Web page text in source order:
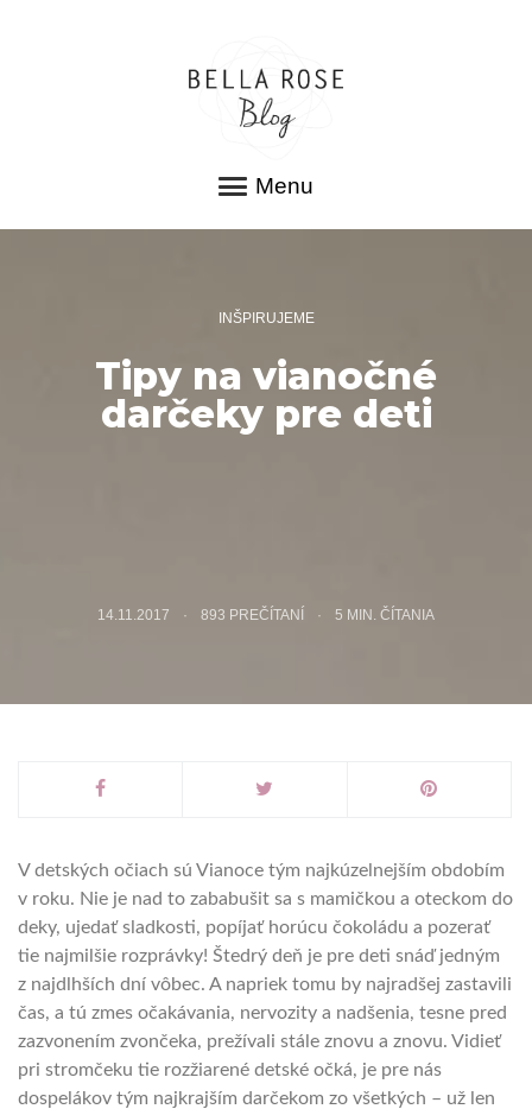
Menu
INŠPIRUJEME
Tipy na vianočné
darčeky pre deti
14.11.2017 893 PREČÍTANÍ 5 MIN. ČÍTANIA
V detských očiach sú Vianoce tým najkúzelnejším obdobím
v roku. Nie je nad to zababušit sa s mamičkou a oteckom do
deky, ujedať sladkosti, popíjať horúcu čokoládu a pozerať
tie najmilšie rozprávky! Štedrý deň je pre deti snáď jedným
z najdlhších dní vôbec. A napriek tomu by najradšej zastavili
čas, a tú zmes očakávania, nervozity a nadšenia, tesne pred
zazvonením zvončeka, prežívali stále znovu a znovu. Vidieť
pri stromčeku tie rozžiarené detské očká, je pre nás
dospelákov tým najkrajším darčekom zo všetkých – už len